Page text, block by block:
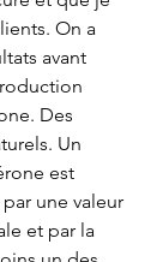
On a
avant
Des
Un
est
une valeur
et par la